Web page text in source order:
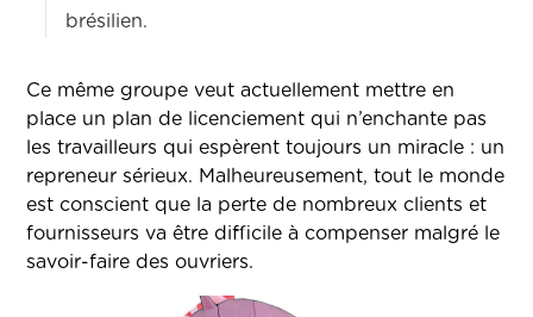
brésilien.
Ce même groupe veut actuellement mettre en
place un plan de licenciement qui n’enchante pas
les travailleurs qui espèrent toujours un miracle : un
repreneur sérieux. Malheureusement, tout le monde
est conscient que la perte de nombreux clients et
fournisseurs va être difficile à compenser malgré le
savoir-faire des ouvriers.